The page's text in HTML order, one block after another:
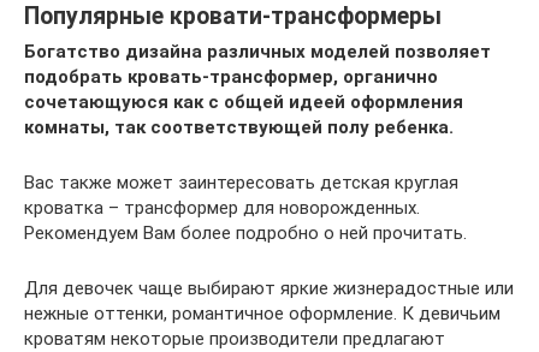
Популярные кровати-трансформеры
Богатство дизайна различных моделей позволяет
подобрать кровать-трансформер, органично
сочетающуюся как с общей идеей оформления
комнаты, так соответствующей полу ребенка.
Вас также может заинтересовать детская круглая
кроватка – трансформер для новорожденных.
Рекомендуем Вам более подробно о ней прочитать.
Для девочек чаще выбирают яркие жизнерадостные или
нежные оттенки, романтичное оформление. К девичьим
кроватям некоторые производители предлагают